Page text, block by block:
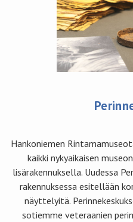
Hankoniemen
kaikki nykyaikaisen
lisärakennuksella. Uudessa
rakennuksessa esitellään
näyttelyitä.
sotiemme veteraanien